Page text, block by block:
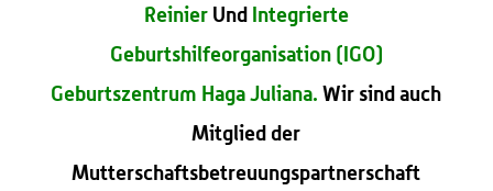
ReinierUnd Integrierte
Geburtshilfeorganisation (IGO)
Geburtszentrum Haga Juliana. Wir sind auch
Mitglied der
Mutterschaftsbetreuungspartnerschaft